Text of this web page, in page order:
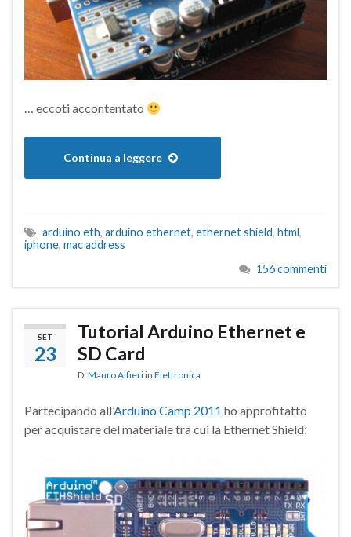
… eccoti accontentato
Continua a leggere
arduino eth, arduino ethernet, ethernet shield, html,
iphone, mac address
156 commenti
SET
23
Tutorial Arduino Ethernet e
SD Card
DiMauro Alfieri in Elettronica
Partecipando all’Arduino Camp 2011 ho approfitatto
per acquistare del materiale tra cui la Ethernet Shield: